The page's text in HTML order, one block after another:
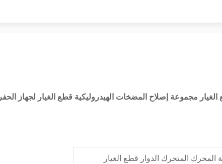
مجموعة إصلاح المضخات الهيدروليكية قطع الغيار لجهاز الحفر
المحرك المتحرك الدوار قطع الغيار